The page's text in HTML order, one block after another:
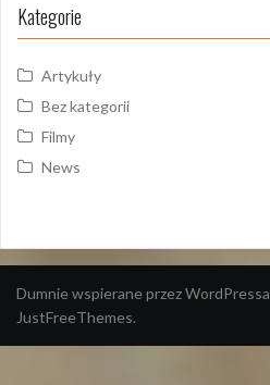
Kategorie
Artykuły
Bez kategorii
Filmy
News
Dumnie wspierane przez WordPressa
JustFreeThemes.